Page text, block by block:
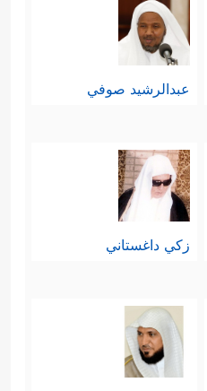
عبدالرشيد صوفي
زكي داغستاني